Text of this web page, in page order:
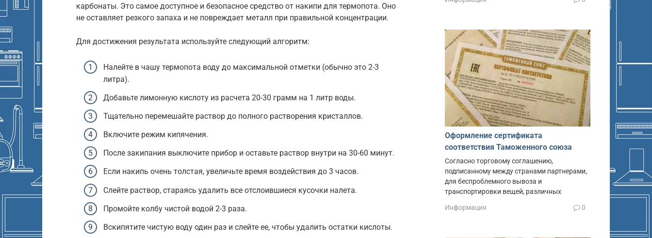
карбонаты. Это самое доступное и безопасное средство от накипи для термопота. Оно
не оставляет резкого запаха и не повреждает металл при правильной концентрации.
Для достижения результата используйте следующий алгоритм:
Налейте в чашу термопота воду до максимальной отметки (обычно это 2-3
литра).
Добавьте лимонную кислоту из расчета 20-30 грамм на 1 литр воды.
Тщательно перемешайте раствор до полного растворения кристаллов.
Включите режим кипячения.
После закипания выключите прибор и оставьте раствор внутри на 30-60 минут.
Если накипь очень толстая, увеличьте время воздействия до 3 часов.
Слейте раствор, стараясь удалить все отслоившиеся кусочки налета.
Промойте колбу чистой водой 2-3 раза.
Вскипятите чистую воду один раз и слейте ее, чтобы удалить остатки кислоты.
Оформление сертификата
соответствия Таможенного союза
Согласно торговому соглашению,
подписанному между странами партнерами,
для беспроблемного вывоза и
транспортировки вещей, различных
Информация 0